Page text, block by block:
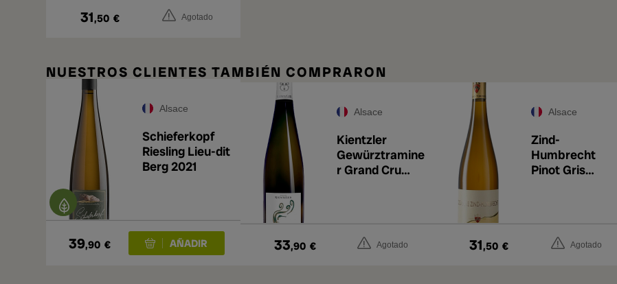
31,50 € Agotado
NUESTROS CLIENTES TAMBIÉN COMPRARON
Alsace
Schieferkopf
Riesling Lieu-dit
Berg 2021
39,90 €
Alsace
Kientzler
Gewürztramine
r Grand Cru
33,90 € Agotado
Alsace
Zind-
Humbrecht
Pinot Gris
31,50 € Agotado